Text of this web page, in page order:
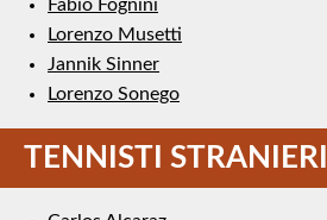
Fabio Fognini
Lorenzo Musetti
Jannik Sinner
Lorenzo Sonego
TENNISTI STRANIERI